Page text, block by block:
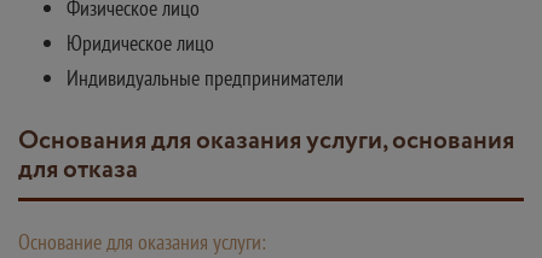
Физическое лицо
Юридическое лицо
Индивидуальные предприниматели
Основания для оказания услуги, основания
для отказа
Основание для оказания услуги: